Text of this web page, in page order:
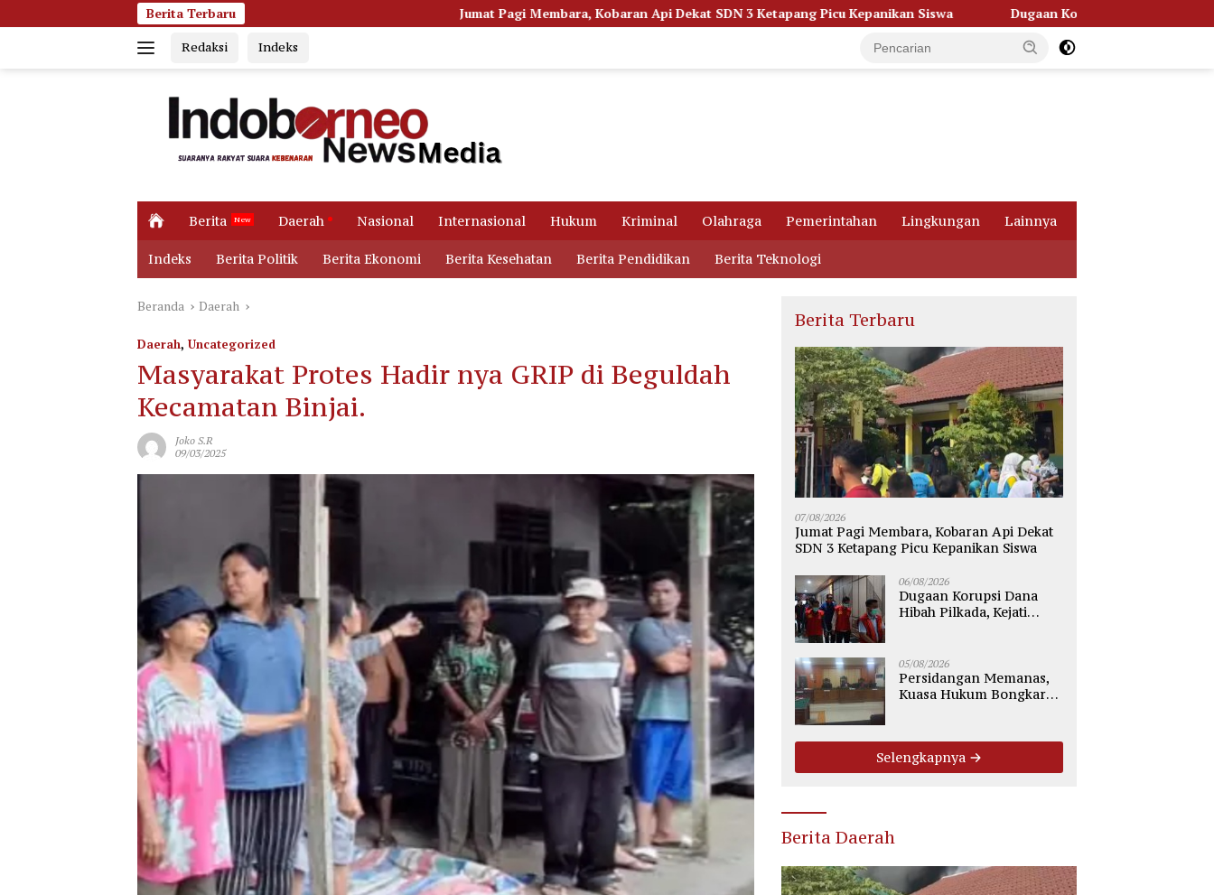
ke
Berita Terbaru Jumat Pagi Membara, Kobaran Api Dekat SDN 3 Ketapang Picu Kepanikan Siswa Dugaan Korupsi Dana Hibah Pilkada, Kejati Kalteng Seret
Redaksi Indeks
H
m
e
Berita Daerah Nasional Internasional Hukum Kriminal Olahraga Pemerintahan Lingkungan Lainnya
Indeks Berita Politik Berita Ekonomi Berita Kesehatan Berita Pendidikan Berita Teknologi
Beranda Daerah
Daerah, Uncategorized
Masyarakat Protes Hadir nya GRIP di Beguldah
Kecamatan Binjai.
Joko S.R
09/03/2025
Berita Terbaru
07/08/2026
Jumat Pagi Membara, Kobaran Api Dekat
SDN 3 Ketapang Picu Kepanikan Siswa
06/08/2026
Dugaan Korupsi Dana
Hibah Pilkada, Kejati
05/08/2026
Persidangan Memanas,
Kuasa Hukum Bongkar
PT WMGK
Selengkapnya
Berita Daerah